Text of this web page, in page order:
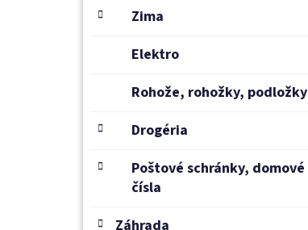
Zima
Elektro
Rohože, rohožky, podložky
Drogéria
Poštové schránky, domové
čísla
Záhrada